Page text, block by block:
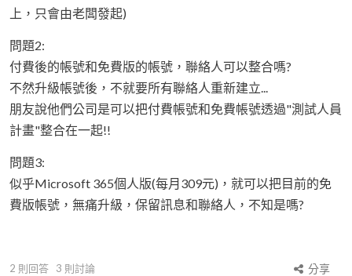
上，只會由老闆發起)
問題2:
付費後的帳號和免費版的帳號，聯絡人可以整合嗎?
不然升級帳號後，不就要所有聯絡人重新建立...
朋友說他們公司是可以把付費帳號和免費帳號透過"測試人員
計畫"整合在一起!!
問題3:
似乎Microsoft 365個人版(每月309元)，就可以把目前的免
費版帳號，無痛升級，保留訊息和聯絡人，不知是嗎?
2 則回答 3 則討論
分享